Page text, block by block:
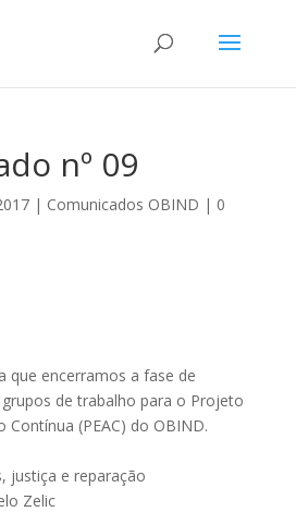
nº 09
| Comunicados OBIND | 0
que encerramos a fase de
de trabalho para o Projeto
Contínua (PEAC) do OBIND.
justiça e reparação
Zelic